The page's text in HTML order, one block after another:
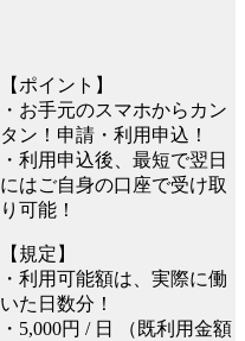
【ポイント】
・お手元のスマホからカン
タン！申請・利用申込！
・利用申込後、最短で翌日
にはご自身の口座で受け取
り可能！
【規定】
・利用可能額は、実際に働
いた日数分！
・5,000円 / 日 （既利用金額